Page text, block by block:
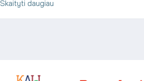
Skaityti daugiau